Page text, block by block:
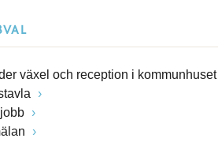
växel och reception i kommunhuset